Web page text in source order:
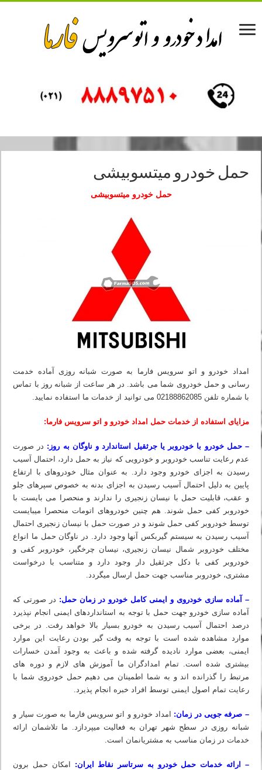
حمل خودرو میتسوبیشی
حمل خودرو میتسوبیشی
امداد خودرو و اتو سرویس فارما به صورت شبانه روزی آماده خدمت
رسانی و حمل خودروی شما می باشد. در هر ساعت از شبانه روز با تماس
با شماره تلفن 02188862085 می‏ توانید از خدمات ما استفاده نمایید.
مزایای استفاده از خدمات حمل امداد خودرو و اتو سرویس فارما:
– حمل خودرو با خودروبر یا جرثقیل استاندارد و ناوگان به روز: در صورت
عدم رعایت تناسب خودروبر و خودرویی که نیاز به حمل دارد، احتمال آسیب
رسیدن به اجزای خودرو وجود دارد. به عنوان مثال خودروهای با ارتفاع
پایین به دلیل احتمال آسیب رسیدن به اجزای بدنه به خصوص سپرهای جلو
و عقب، قابلیت حمل با نیسان زنجیری را ندارند و منحصرا می بایست با
خودروبر کفی حمل شوند. هم چنین خودروهای اتومات منحصرا می‏بایست
توسط خودروبر کفی حمل شوند و در صورت حمل با نیسان زنجیری احتمال
آسیب رسیدن به سیستم گیربکس آنها وجود دارد. در ناوگان حمل ما انواع
مختلف خودروبر شمال نیسان زنجیری، نیسان چرخگیر، خودروبر کفی و
خودروبر کفی با دکل جرثقیل دار وجود دارد و متناسب با درخواست
مشتری، خودروبر مناسب جهت حمل ارسال میگردد.
– آماده سازی خودروی و ایمنی کامل خودرو در زمان حمل: در صورتی که
آماده سازی خودرو جهت حمل با توجه به استانداردهای ایمنی انجام نپذیرد
درصد احتمال آسیب رسیدن به خودرو بسیار بالا خواهد رفت. در برخی
موارد مشاهده شده است با توجه به وقت گیر بودن رعایت این موارد
ایمنی، بعضی موارد نادیده گرفته شده و باعث به وجود آمدن خسارات
بیشتری شده است. تمام امدادگران ما آموزش‏ های لازم و دوره‏ های
مرتبط را گذرانده اند و به شما اطمینان می دهیم حمل خودروی شما با
رعایت تمام اصول ایمنی توسط افراد خبره انجام پذیرد.
– صرفه جویی در زمان: امداد خودرو و اتو سرویس فارما به صورت سیار و
شبانه روزی در سطح شهر تهران به فعالیت میپردازد. ما تلاشمان ارائه
خدمات در زمان مناسب به مشتریانمان است.
– ارائه خدمات حمل خودرو به سرتاسر نقاط ایران: امکان حمل برون